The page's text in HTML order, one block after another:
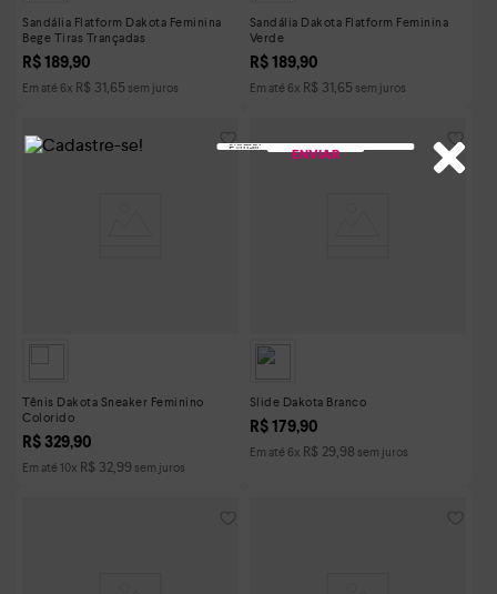
ENVIAR
Sandália Flatform Dakota Feminina
Bege Tiras Trançadas
R$ 189,90
Em até 6x R$ 31,65 sem juros
Sandália Dakota Flatform Feminina
Verde
R$ 189,90
Em até 6x R$ 31,65 sem juros
Tênis Dakota Sneaker Feminino
Colorido
R$ 329,90
Em até 10x R$ 32,99 sem juros
Slide Dakota Branco
R$ 179,90
Em até 6x R$ 29,98 sem juros